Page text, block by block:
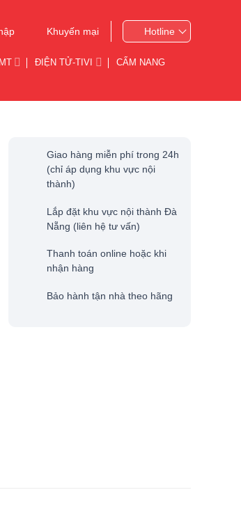
Khuyến mại Hotline
ĐIỆN TỬ-TIVI CẨM NANG
Giao hàng miễn phí trong 24h
(chỉ áp dụng khu vực nội
thành)
Lắp đặt khu vực nội thành Đà
Nẵng (liên hệ tư vấn)
Thanh toán online hoặc khi
nhận hàng
Bảo hành tận nhà theo hãng